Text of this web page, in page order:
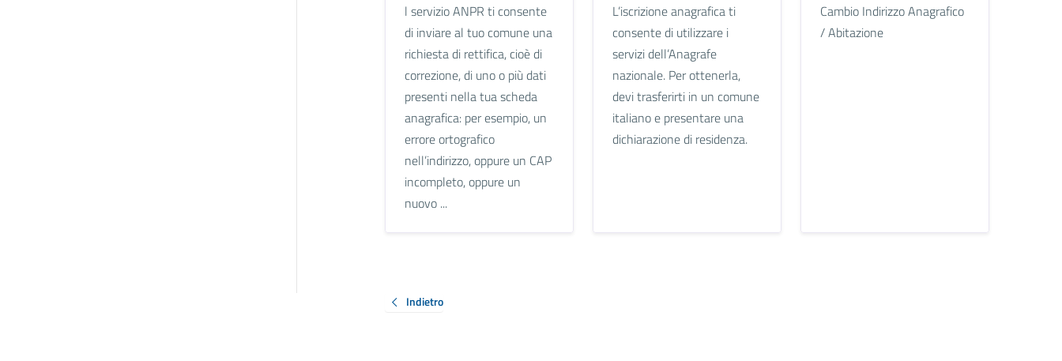
l servizio ANPR ti consente
di inviare al tuo comune una
richiesta di rettifica, cioè di
correzione, di uno o più dati
presenti nella tua scheda
anagrafica: per esempio, un
errore ortografico
nell’indirizzo, oppure un CAP
incompleto, oppure un
nuovo ...
L’iscrizione anagrafica ti
consente di utilizzare i
servizi dell’Anagrafe
nazionale. Per ottenerla,
devi trasferirti in un comune
italiano e presentare una
dichiarazione di residenza.
Cambio Indirizzo Anagrafico
/ Abitazione
Indietro